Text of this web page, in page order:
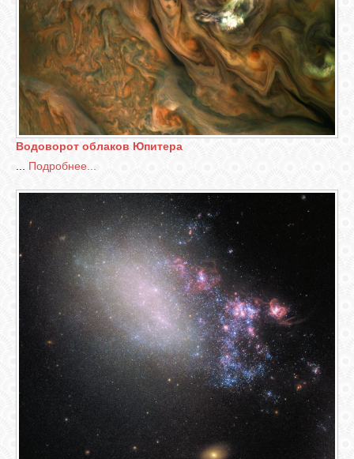
Водоворот облаков Юпитера
Подробнее...